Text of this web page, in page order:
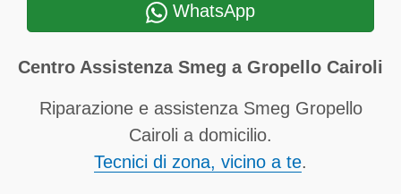
WhatsApp
Centro Assistenza Smeg a Gropello Cairoli
Riparazione e assistenza Smeg Gropello
Cairoli a domicilio.
Tecnici di zona, vicino a te.